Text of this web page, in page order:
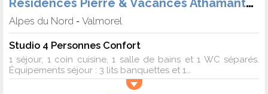
Alpes du Nord - Valmorel
Studio 4 Personnes Confort
1 séjour, 1 coin cuisine, 1 salle de bains et 1 WC séparés.
Équipements séjour : 3 lits banquettes et 1...